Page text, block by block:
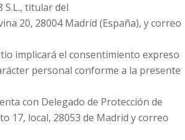
S.L., titular del
20, 28004 Madrid (España), y correo
implicará el consentimiento expreso
personal conforme a la presente
con Delegado de Protección de
17, local, 28053 de Madrid y correo